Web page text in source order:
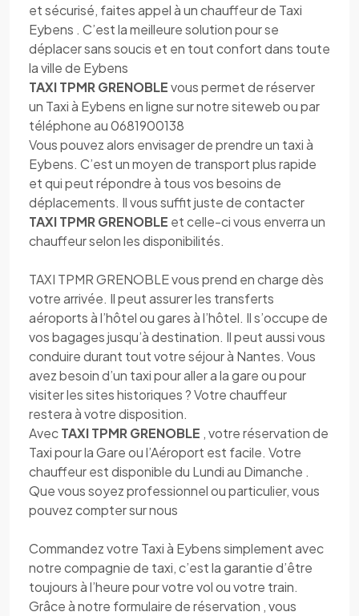
et sécurisé, faites appel à un chauffeur de Taxi
Eybens . C’est la meilleure solution pour se
déplacer sans soucis et en tout confort dans toute
la ville de Eybens
TAXI TPMR GRENOBLEvous permet de réserver
un Taxi à Eybens en ligne sur notre siteweb ou par
téléphone au 0681900138
Vous pouvez alors envisager de prendre un taxi à
Eybens. C’est un moyen de transport plus rapide
et qui peut répondre à tous vos besoins de
déplacements. Il vous suffit juste de contacter
TAXI TPMR GRENOBLE et celle-ci vous enverra un
chauffeur selon les disponibilités.
TAXI TPMR GRENOBLE vous prend en charge dès
votre arrivée. Il peut assurer les transferts
aéroports à l’hôtel ou gares à l’hôtel. Il s’occupe de
vos bagages jusqu’à destination. Il peut aussi vous
conduire durant tout votre séjour à Nantes. Vous
avez besoin d’un taxi pour aller a la gare ou pour
visiter les sites historiques ? Votre chauffeur
restera à votre disposition.
AvecTAXI TPMR GRENOBLE , votre réservation de
Taxi pour la Gare ou l’Aéroport est facile. Votre
chauffeur est disponible du Lundi au Dimanche .
Que vous soyez professionnel ou particulier, vous
pouvez compter sur nous
Commandez votre Taxi à Eybens simplement avec
notre compagnie de taxi, c’est la garantie d’être
toujours à l’heure pour votre vol ou votre train.
Grâce à notre formulaire de réservation , vous